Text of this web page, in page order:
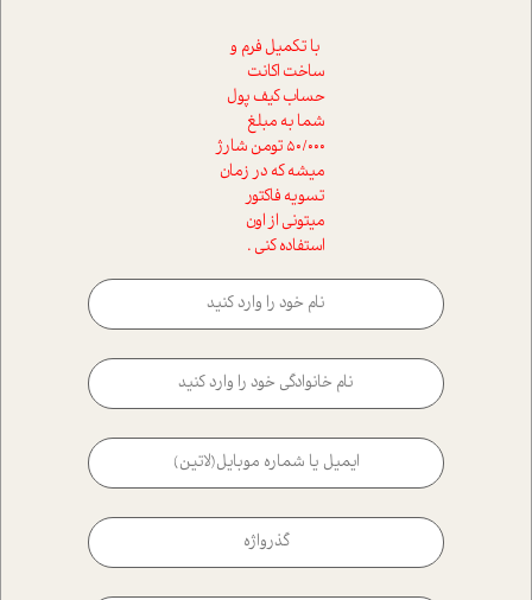
با تکمیل فرم و
ساخت اکانت
حساب کیف پول
شما به مبلغ
50/000 تومن شارژ
میشه که در زمان
تسویه فاکتور
میتونی از اون
استفاده کنی .